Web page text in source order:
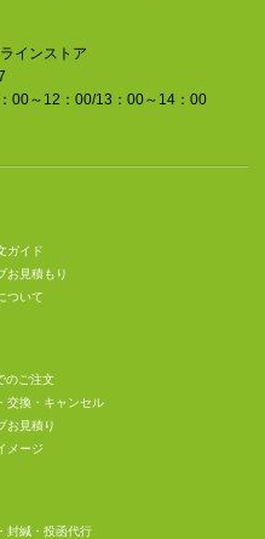
インストア
00～12：00/13：00～14：00
ガイド
お見積もり
ついて
のご注文
交換・キャンセル
お見積り
メージ
封緘・投函代行